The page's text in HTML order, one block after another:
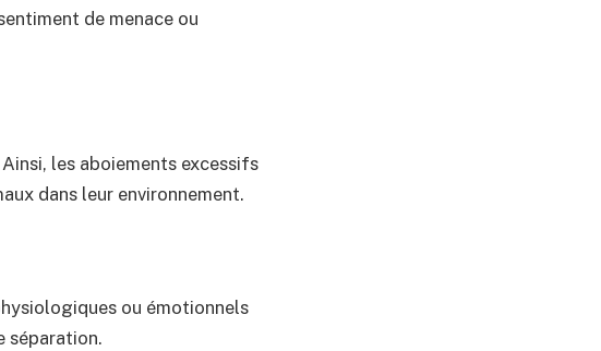
de menace ou
les aboiements excessifs
dans leur environnement.
ou émotionnels
séparation.